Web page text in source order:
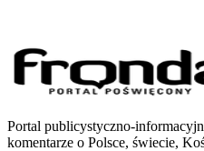
Portal publicystyczno-
komentarze o Polsce, świecie,